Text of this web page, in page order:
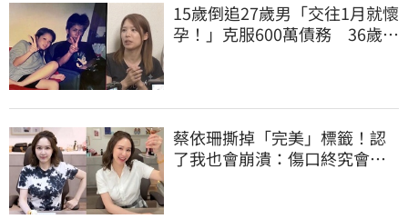
15歲倒追27歲男「交往1月就懷
孕！」克服600萬債務 36歲美
蔡依珊撕掉「完美」標籤！認
了我也會崩潰：傷口終究會癒